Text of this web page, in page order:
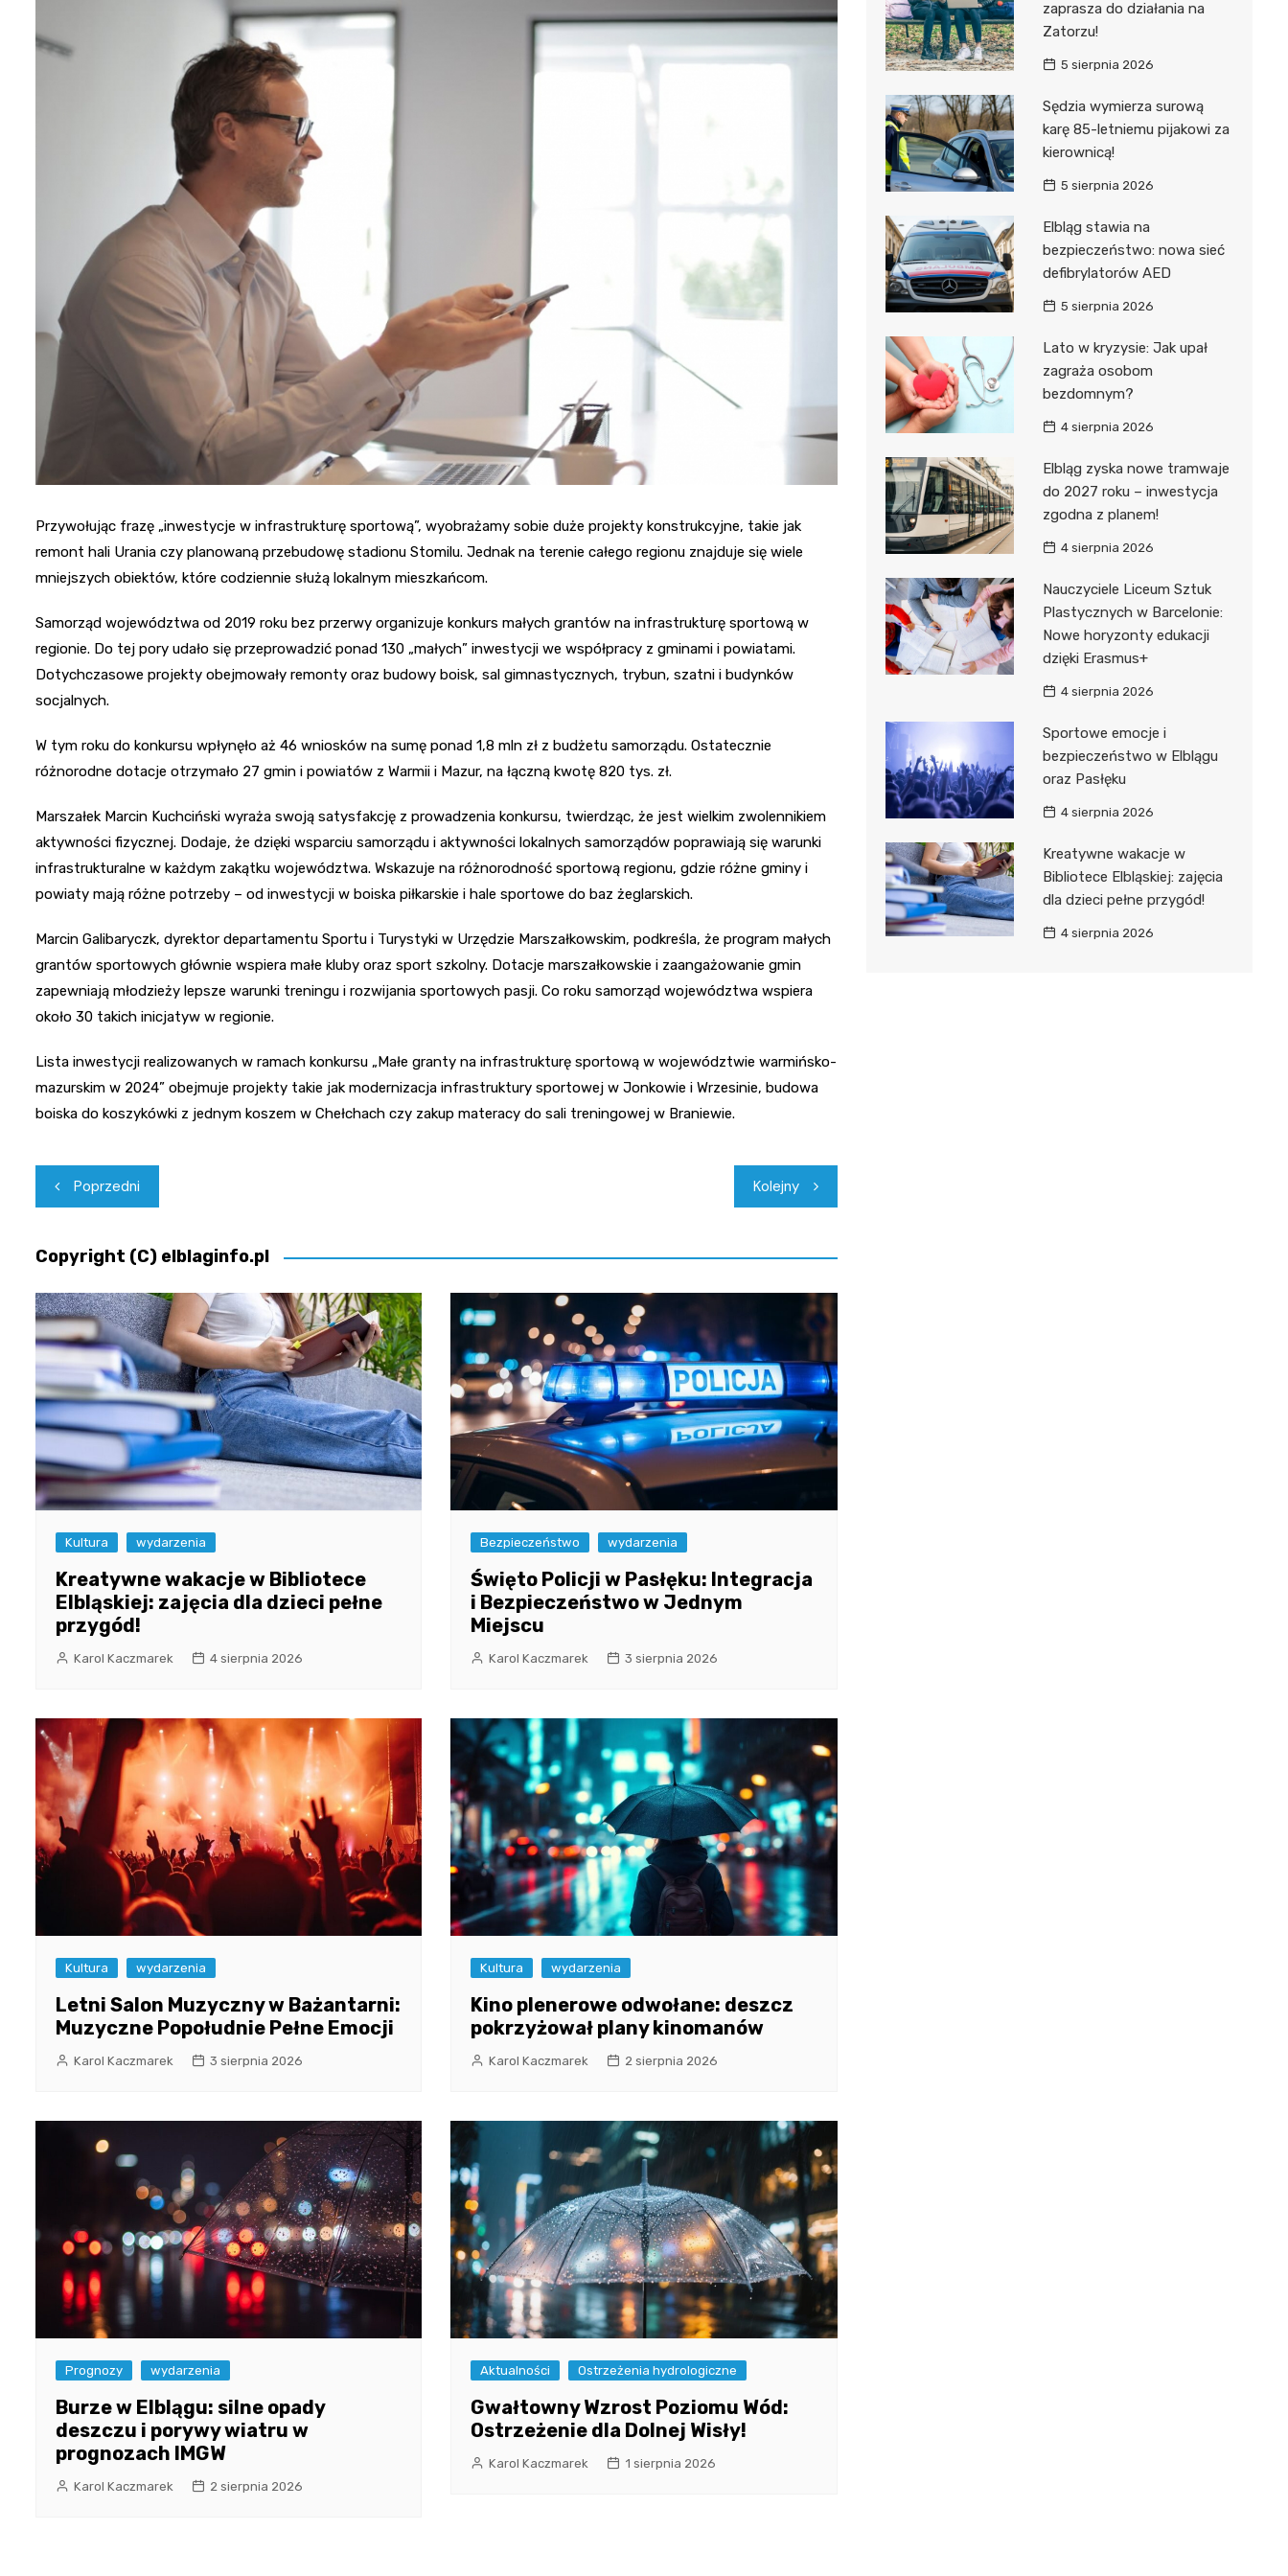
Poczta
Przywołując frazę „inwestycje w infrastrukturę sportową”, wyobrażamy sobie duże projekty konstrukcyjne, takie jak
remont hali Urania czy planowaną przebudowę stadionu Stomilu. Jednak na terenie całego regionu znajduje się wiele
mniejszych obiektów, które codziennie służą lokalnym mieszkańcom.
Samorząd województwa od 2019 roku bez przerwy organizuje konkurs małych grantów na infrastrukturę sportową w
regionie. Do tej pory udało się przeprowadzić ponad 130 „małych” inwestycji we współpracy z gminami i powiatami.
Dotychczasowe projekty obejmowały remonty oraz budowy boisk, sal gimnastycznych, trybun, szatni i budynków
socjalnych.
W tym roku do konkursu wpłynęło aż 46 wniosków na sumę ponad 1,8 mln zł z budżetu samorządu. Ostatecznie
różnorodne dotacje otrzymało 27 gmin i powiatów z Warmii i Mazur, na łączną kwotę 820 tys. zł.
Marszałek Marcin Kuchciński wyraża swoją satysfakcję z prowadzenia konkursu, twierdząc, że jest wielkim zwolennikiem
aktywności fizycznej. Dodaje, że dzięki wsparciu samorządu i aktywności lokalnych samorządów poprawiają się warunki
infrastrukturalne w każdym zakątku województwa. Wskazuje na różnorodność sportową regionu, gdzie różne gminy i
powiaty mają różne potrzeby – od inwestycji w boiska piłkarskie i hale sportowe do baz żeglarskich.
Marcin Galibaryczk, dyrektor departamentu Sportu i Turystyki w Urzędzie Marszałkowskim, podkreśla, że program małych
grantów sportowych głównie wspiera małe kluby oraz sport szkolny. Dotacje marszałkowskie i zaangażowanie gmin
zapewniają młodzieży lepsze warunki treningu i rozwijania sportowych pasji. Co roku samorząd województwa wspiera
około 30 takich inicjatyw w regionie.
Lista inwestycji realizowanych w ramach konkursu „Małe granty na infrastrukturę sportową w województwie warmińsko-
mazurskim w 2024” obejmuje projekty takie jak modernizacja infrastruktury sportowej w Jonkowie i Wrzesinie, budowa
boiska do koszykówki z jednym koszem w Chełchach czy zakup materacy do sali treningowej w Braniewie.
Nawigacja
wpisu
Poprzedni Kolejny
Copyright (C) elblaginfo.pl
Kultura wydarzenia
Kreatywne wakacje w Bibliotece
Elbląskiej: zajęcia dla dzieci pełne
przygód!
Karol Kaczmarek 4 sierpnia 2026
Bezpieczeństwo wydarzenia
Święto Policji w Pasłęku: Integracja
i Bezpieczeństwo w Jednym
Miejscu
Karol Kaczmarek 3 sierpnia 2026
Kultura wydarzenia
Letni Salon Muzyczny w Bażantarni:
Muzyczne Popołudnie Pełne Emocji
Karol Kaczmarek 3 sierpnia 2026
Kultura wydarzenia
Kino plenerowe odwołane: deszcz
pokrzyżował plany kinomanów
Karol Kaczmarek 2 sierpnia 2026
Prognozy wydarzenia
Burze w Elblągu: silne opady
deszczu i porywy wiatru w
prognozach IMGW
Karol Kaczmarek 2 sierpnia 2026
Aktualności Ostrzeżenia hydrologiczne
Gwałtowny Wzrost Poziomu Wód:
Ostrzeżenie dla Dolnej Wisły!
Karol Kaczmarek 1 sierpnia 2026
zaprasza do działania na
Zatorzu!
5 sierpnia 2026
Sędzia wymierza surową
karę 85-letniemu pijakowi za
kierownicą!
5 sierpnia 2026
Elbląg stawia na
bezpieczeństwo: nowa sieć
defibrylatorów AED
5 sierpnia 2026
Lato w kryzysie: Jak upał
zagraża osobom
bezdomnym?
4 sierpnia 2026
Elbląg zyska nowe tramwaje
do 2027 roku – inwestycja
zgodna z planem!
4 sierpnia 2026
Nauczyciele Liceum Sztuk
Plastycznych w Barcelonie:
Nowe horyzonty edukacji
dzięki Erasmus+
4 sierpnia 2026
Sportowe emocje i
bezpieczeństwo w Elblągu
oraz Pasłęku
4 sierpnia 2026
Kreatywne wakacje w
Bibliotece Elbląskiej: zajęcia
dla dzieci pełne przygód!
4 sierpnia 2026